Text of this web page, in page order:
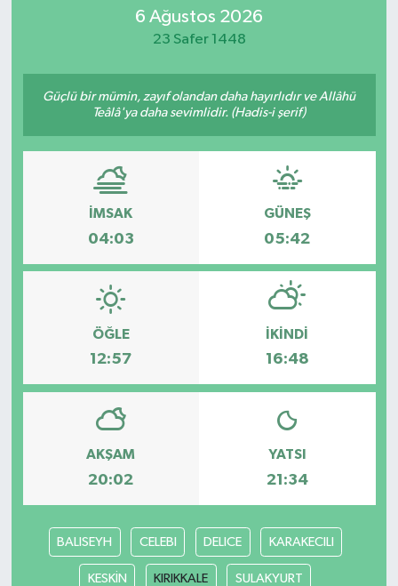
6 Ağustos 2026
23 Safer 1448
Güçlü bir mümin, zayıf olandan daha hayırlıdır ve Allâhü
Teâlâ'ya daha sevimlidir. (Hadis-i şerif)
İMSAK
04:03
GÜNEŞ
05:42
ÖĞLE
12:57
İKINDI
16:48
AKŞAM
20:02
YATSI
21:34
BALISEYH CELEBI DELICE KARAKECILI
KESKİN KIRIKKALE SULAKYURT
Teknoloji
TRABZONSPOR
Yaşam